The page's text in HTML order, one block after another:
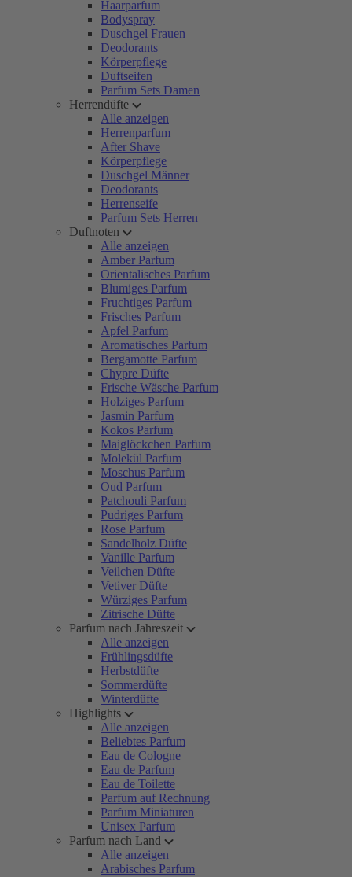
Haarparfum
Bodyspray
Duschgel Frauen
Deodorants
Körperpflege
Duftseifen
Parfum Sets Damen
Herrendüfte
Alle anzeigen
Herrenparfum
After Shave
Körperpflege
Duschgel Männer
Deodorants
Herrenseife
Parfum Sets Herren
Duftnoten
Alle anzeigen
Amber Parfum
Orientalisches Parfum
Blumiges Parfum
Fruchtiges Parfum
Frisches Parfum
Apfel Parfum
Aromatisches Parfum
Bergamotte Parfum
Chypre Düfte
Frische Wäsche Parfum
Holziges Parfum
Jasmin Parfum
Kokos Parfum
Maiglöckchen Parfum
Molekül Parfum
Moschus Parfum
Oud Parfum
Patchouli Parfum
Pudriges Parfum
Rose Parfum
Sandelholz Düfte
Vanille Parfum
Veilchen Düfte
Vetiver Düfte
Würziges Parfum
Zitrische Düfte
Parfum nach Jahreszeit
Alle anzeigen
Frühlingsdüfte
Herbstdüfte
Sommerdüfte
Winterdüfte
Highlights
Alle anzeigen
Beliebtes Parfum
Eau de Cologne
Eau de Parfum
Eau de Toilette
Parfum auf Rechnung
Parfum Miniaturen
Unisex Parfum
Parfum nach Land
Alle anzeigen
Arabisches Parfum